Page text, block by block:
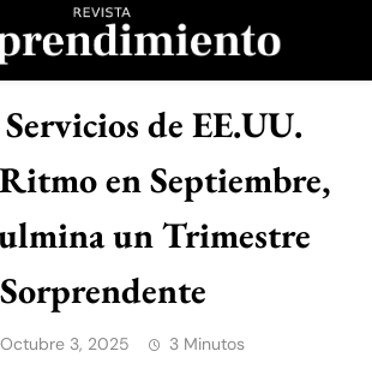
Revista
de EE.UU.
en Septiembre,
un Trimestre
Sorprendente
Octubre 3, 2025 3 Minutos